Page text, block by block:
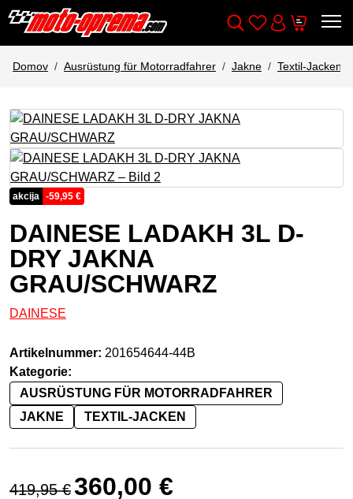
Wishlist
Cart
Domov Ausrüstung für Motorradfahrer Jakne Textil-Jacken
akcija -59,95 €
DAINESE LADAKH 3L D-
DRY JAKNA
GRAU/SCHWARZ
DAINESE
Artikelnummer: 201654644-44B
Kategorie:
AUSRÜSTUNG FÜR MOTORRADFAHRER
JAKNE
TEXTIL-JACKEN
419,95€
Ursprünglicher Preis war: 419,95 €
360,00 €